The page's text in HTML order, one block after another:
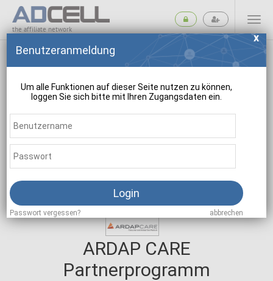
the affiliate network
ARDAP CARE
Partnerprogramm
Benutzeranmeldung
Um alle Funktionen auf dieser Seite nutzen zu können,
loggen Sie sich bitte mit Ihren Zugangsdaten ein.
Login
Passwort vergessen? abbrechen